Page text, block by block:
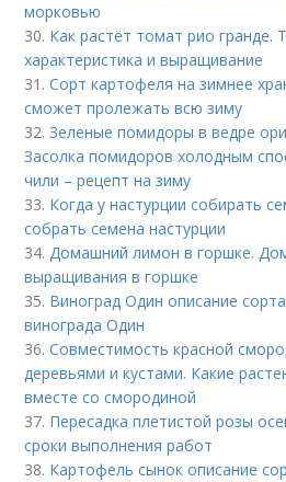
морковью
30. Как растёт томат рио гранде.
характеристика и выращивание
31.Сорт картофеля на зимнее
сможет пролежать всю зиму
32.Зеленые помидоры в ведре
Засолка помидоров холодным
чили – рецепт на зиму
33. Когда у настурции собирать
собрать семена настурции
34.Домашний лимон в горшке.
выращивания в горшке
35. Виноград Один описание
винограда Один
36.Совместимость красной
деревьями и кустами. Какие
вместе со смородиной
37. Пересадка плетистой розы
сроки выполнения работ
38. Картофель сынок описание